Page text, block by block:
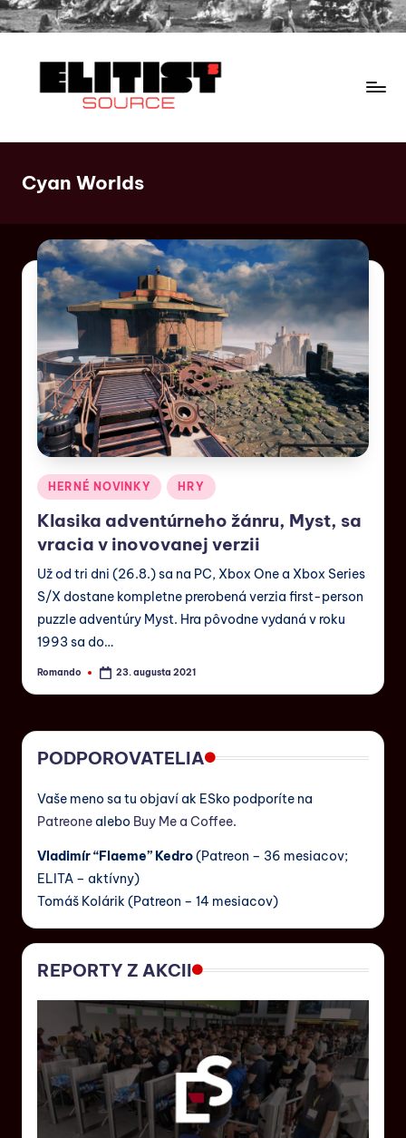
Cyan Worlds
HERNÉ NOVINKY HRY
Klasika adventúrneho žánru, Myst, sa
vracia v inovovanej verzii
Už od tri dni (26.8.) sa na PC, Xbox One a Xbox Series
S/X dostane kompletne prerobená verzia first-person
puzzle adventúry Myst. Hra pôvodne vydaná v roku
1993 sa do…
Romando 23. augusta 2021
PODPOROVATELIA
Vaše meno sa tu objaví ak ESko podporíte na
Patreone alebo Buy Me a Coffee.
Vladimír “Flaeme” Kedro(Patreon – 36 mesiacov;
ELITA – aktívny)
Tomáš Kolárik (Patreon – 14 mesiacov)
REPORTY Z AKCII